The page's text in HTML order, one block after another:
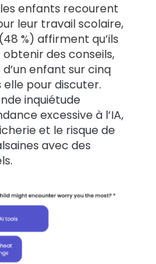
enfants recourent
leur travail scolaire,
%) affirment qu’ils
des conseils,
enfant sur cinq
elle pour discuter.
inquiétude
excessive à l’IA,
et le risque de
avec des